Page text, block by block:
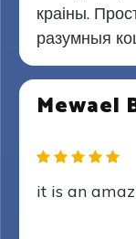
краіны.
разумныя
Mewael
it is an